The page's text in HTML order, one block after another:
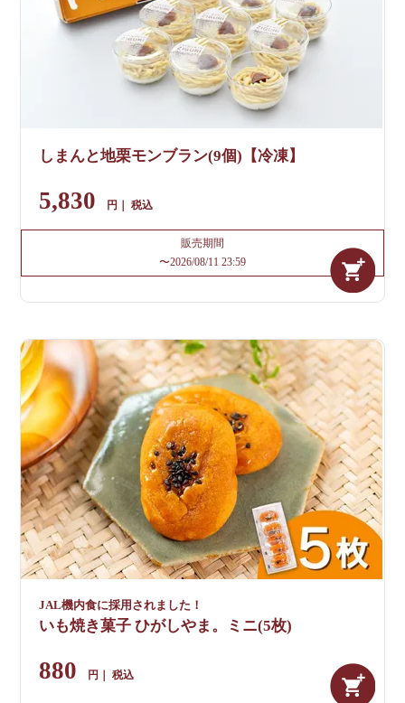
しまんと地栗モンブラン(9個)【冷凍】
5,830 税込
販売期間
〜2026/08/11 23:59
JAL機内食に採用されました！
いも焼き菓子 ひがしやま。ミニ(5枚)
880 税込